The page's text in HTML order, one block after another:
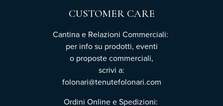
CUSTOMER CARE
Cantina e Relazioni Commerciali:
per info su prodotti, eventi
o proposte commerciali,
scrivi a:
folonari@tenutefolonari.com
Ordini Online e Spedizioni: